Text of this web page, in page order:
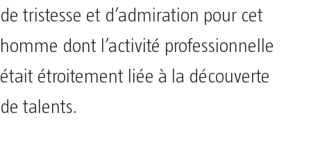
de tristesse et d’admiration pour cet
homme dont l’activité professionnelle
était étroitement liée à la découverte
de talents.